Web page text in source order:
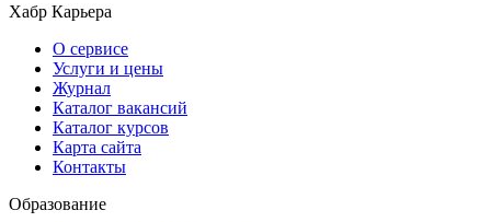
Хабр Карьера
О сервисе
Услуги и цены
Журнал
Каталог вакансий
Каталог курсов
Карта сайта
Контакты
Образование